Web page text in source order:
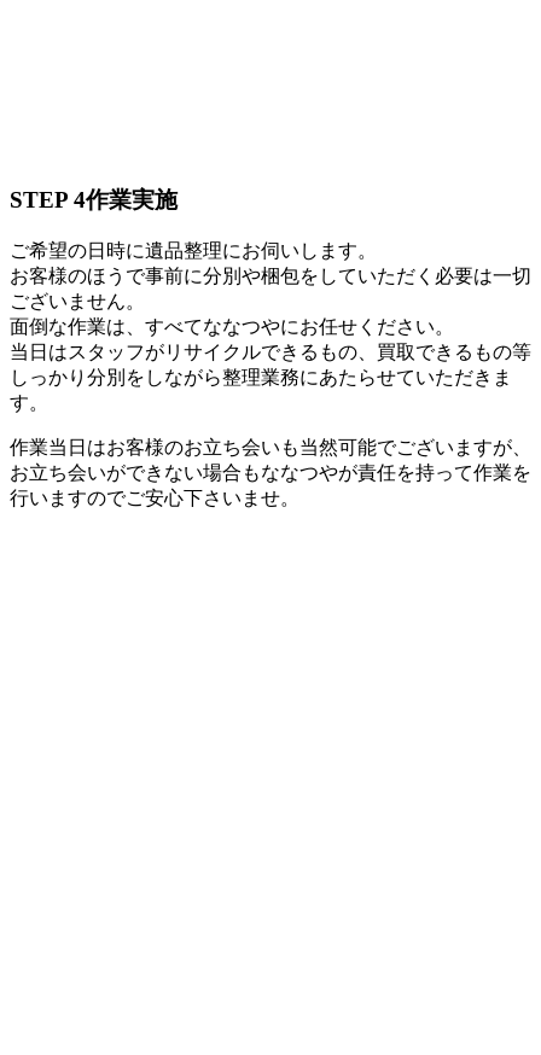
STEP 4作業実施
ご希望の日時に遺品整理にお伺いします。
お客様のほうで事前に分別や梱包をしていただく必要は一切
ございません。
面倒な作業は、すべてななつやにお任せください。
当日はスタッフがリサイクルできるもの、買取できるもの等
しっかり分別をしながら整理業務にあたらせていただきま
す。
作業当日はお客様のお立ち会いも当然可能でございますが、
お立ち会いができない場合もななつやが責任を持って作業を
行いますのでご安心下さいませ。